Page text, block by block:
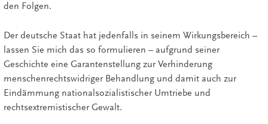
den Folgen.
Der deutsche Staat hat jedenfalls in seinem Wirkungsbereich –
lassen Sie mich das so formulieren – aufgrund seiner
Geschichte eine Garantenstellung zur Verhinderung
menschenrechtswidriger Behandlung und damit auch zur
Eindämmung nationalsozialistischer Umtriebe und
rechtsextremistischer Gewalt.